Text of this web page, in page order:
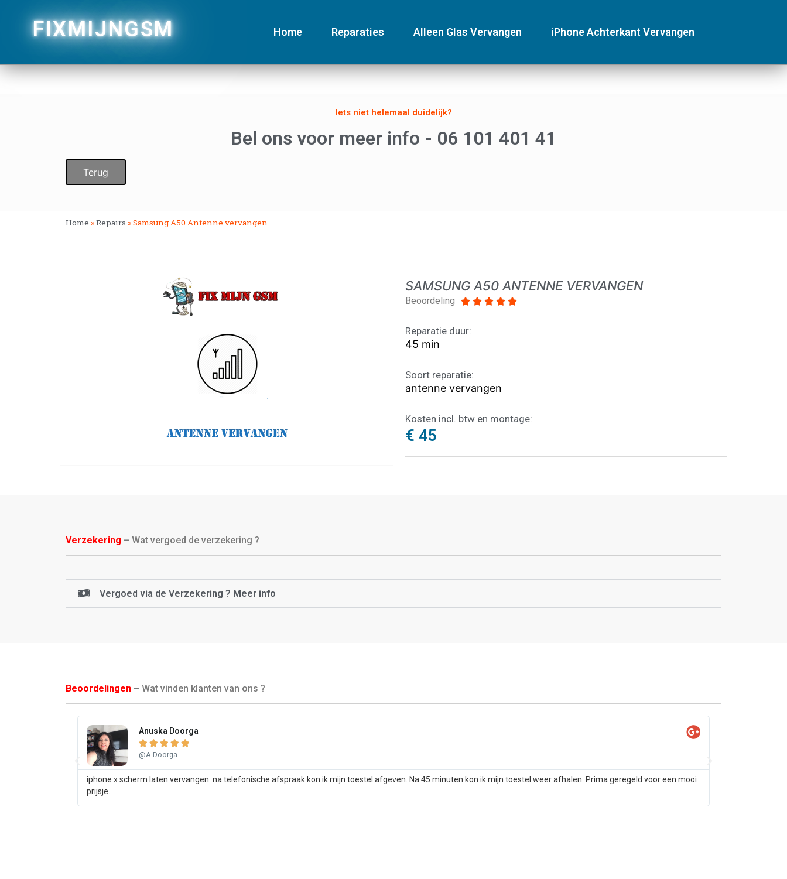
FIXMIJNGSM Home Reparaties Alleen Glas Vervangen iPhone Achterkant Vervangen
Iets niet helemaal duidelijk?
Bel ons voor meer info - 06 101 401 41
Terug
Home »Repairs »Samsung A50 Antenne vervangen
SAMSUNG A50 ANTENNE VERVANGEN
Beoordeling     
Reparatie duur:
45 min
Soort reparatie:
antenne vervangen
Kosten incl. btw en montage:
€ 45
Verzekering – Wat vergoed de verzekering ?
Vergoed via de Verzekering ? Meer info
Beoordelingen – Wat vinden klanten van ons ?
Anuska Doorga
    
@A.Doorga
iphone x scherm laten vervangen. na telefonische afspraak kon ik mijn toestel afgeven. Na 45 minuten kon ik mijn toestel weer afhalen. Prima geregeld voor een mooi
prijsje.